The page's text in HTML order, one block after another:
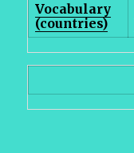
Vocabulary
(countries)